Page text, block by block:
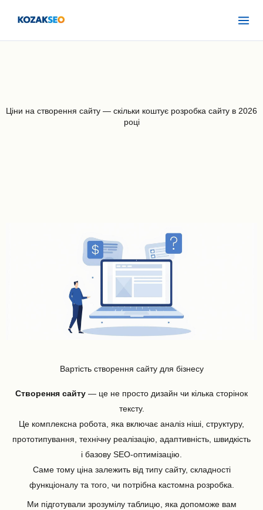
Ціни на створення сайту — скільки коштує розробка сайту в 2026
році
Вартість створення сайту для бізнесу
Створення сайту — це не просто дизайн чи кілька сторінок
тексту.
Це комплексна робота, яка включає аналіз ніші, структуру,
прототипування, технічну реалізацію, адаптивність, швидкість
і базову SEO-оптимізацію.
Саме тому ціна залежить від типу сайту, складності
функціоналу та того, чи потрібна кастомна розробка.
Ми підготували зрозумілу таблицю, яка допоможе вам